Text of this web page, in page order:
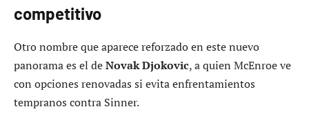
competitivo
Otro nombre que aparece reforzado en este nuevo
panorama es el deNovak Djokovic, a quien McEnroe ve
con opciones renovadas si evita enfrentamientos
tempranos contra Sinner.